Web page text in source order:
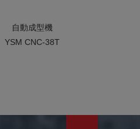
自動成型機
YSM CNC-38T